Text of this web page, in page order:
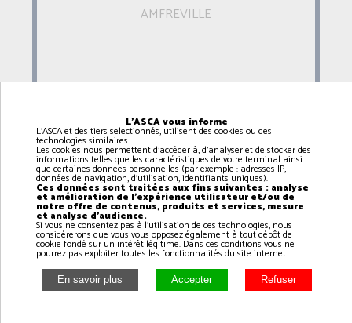
AMFREVILLE
Découvrir l'activité
Cirque (9/12 ans)
18h00à19h00
AMFREVILLE
L'ASCA vous informe
L'ASCA et des tiers selectionnés, utilisent des cookies ou des
technologies similaires.
Les cookies nous permettent d'accéder à, d'analyser et de stocker des
informations telles que les caractéristiques de votre terminal ainsi
que certaines données personnelles (par exemple : adresses IP,
données de navigation, d'utilisation, identifiants uniques).
Ces données sont traitées aux fins suivantes : analyse
et amélioration de l'expérience utilisateur et/ou de
notre offre de contenus, produits et services, mesure
et analyse d'audience.
Si vous ne consentez pas à l'utilisation de ces technologies, nous
considérerons que vous vous opposez également à tout dépôt de
cookie fondé sur un intérêt légitime. Dans ces conditions vous ne
pourrez pas exploiter toutes les fonctionnalités du site internet.